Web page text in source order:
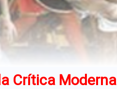
Crítica Moderna